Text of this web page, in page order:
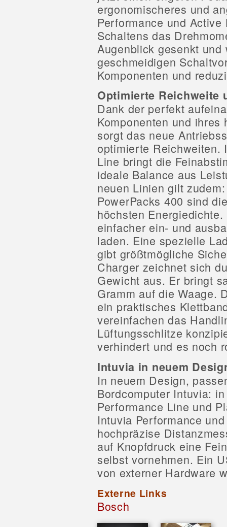
ergonomischeres und
Performance und
Schaltens das
Augenblick gesenkt
geschmeidigen
Komponenten und
Optimierte Reichweite
Dank der perfekt
Komponenten und
sorgt das neue
optimierte Reichweiten.
Line bringt die
ideale Balance aus
neuen Linien gilt
PowerPacks 400 sind
höchsten
einfacher ein- und
laden. Eine spezielle
gibt größtmögliche
Charger zeichnet sich
Gewicht aus. Er bringt
Gramm auf die Waage.
ein praktisches
vereinfachen das
Lüftungsschlitze
verhindert und es noch
Intuvia in neuem
In neuem Design,
Bordcomputer Intuvia:
Performance Line und
Intuvia Performance
hochpräzise
auf Knopfdruck eine
selbst vornehmen. Ein
von externer Hardware
Externe Links
Bosch